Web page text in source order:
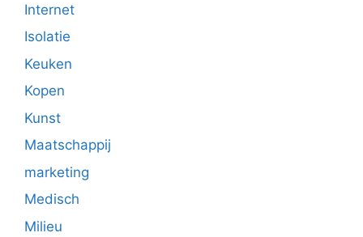
Internet
Isolatie
Keuken
Kopen
Kunst
Maatschappij
marketing
Medisch
Milieu